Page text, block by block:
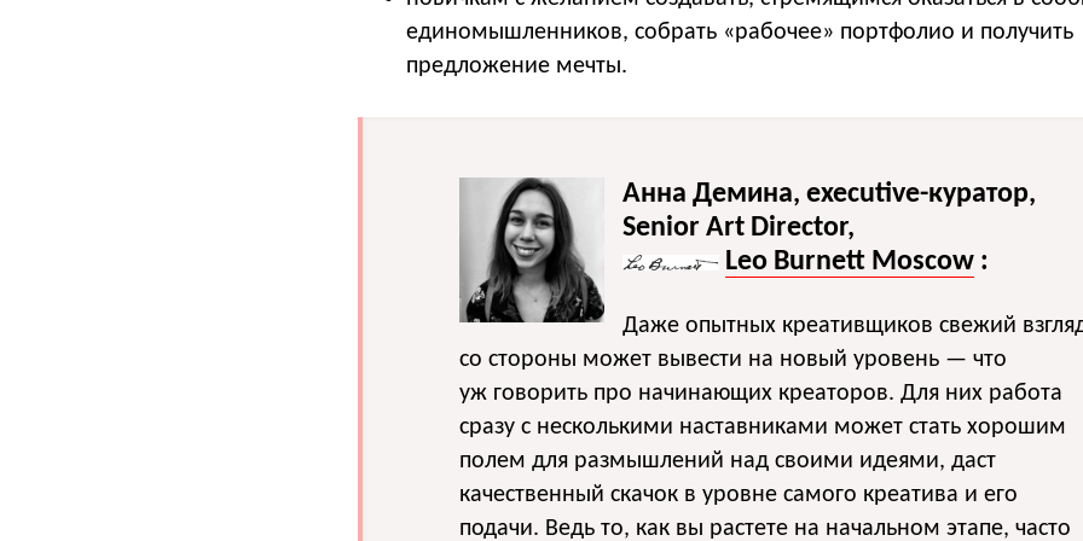
единомышленников, собрать «рабочее» портфолио и получить
предложение мечты.
Анна Демина, executive-куратор,
Senior Art Director,
Leo Burnett Moscow :
Даже опытных креативщиков свежий
со стороны может вывести на новый уровень — что
уж говорить про начинающих креаторов. Для них работа
сразу с несколькими наставниками может стать хорошим
полем для размышлений над своими идеями, даст
качественный скачок в уровне самого креатива и его
подачи. Ведь то, как вы растете на начальном этапе, часто